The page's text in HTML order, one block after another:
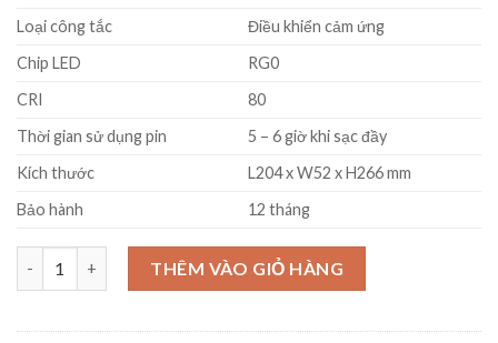
Loại công tắc
Điều khiển cảm ứng
Chip LED
RG0
CRI
80
Thời gian sử dụng pin
5 – 6 giờ khi sạc đầy
Kích thước
L204 x W52 x H266 mm
Bảo hành
12 tháng
Đèn LED bàn học Panasonic HHGLT0339B88L đen, pin sạc số
THÊM VÀO GIỎ HÀNG